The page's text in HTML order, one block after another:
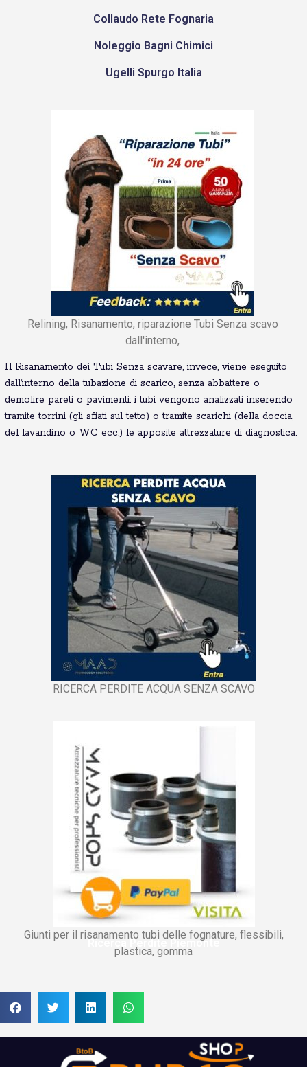
Collaudo Rete Fognaria
Noleggio Bagni Chimici
Ugelli Spurgo Italia
Relining, Risanamento, riparazione Tubi Senza scavo
dall'interno,
Il Risanamento dei Tubi Senza scavare, invece, viene eseguito
dall’interno della tubazione di scarico, senza abbattere o
demolire pareti o pavimenti: i tubi vengono analizzati inserendo
tramite torrini (gli sfiati sul tetto) o tramite scarichi (della doccia,
del lavandino o WC ecc.) le apposite attrezzature di diagnostica.
RICERCA PERDITE ACQUA SENZA SCAVO
Giunti per il risanamento tubi delle fognature, flessibili,
plastica, gomma
Ricerca Perdite Piemonte